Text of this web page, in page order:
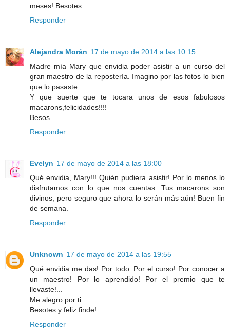
meses! Besotes
Responder
Alejandra Morán 17 de mayo de 2014 a las 10:15
Madre mía Mary que envidia poder asistir a un curso del
gran maestro de la repostería. Imagino por las fotos lo bien
que lo pasaste.
Y que suerte que te tocara unos de esos fabulosos
macarons,felicidades!!!!
Besos
Responder
Evelyn 17 de mayo de 2014 a las 18:00
Qué envidia, Mary!!! Quién pudiera asistir! Por lo menos lo
disfrutamos con lo que nos cuentas. Tus macarons son
divinos, pero seguro que ahora lo serán más aún! Buen fin
de semana.
Responder
Unknown 17 de mayo de 2014 a las 19:55
Qué envidia me das! Por todo: Por el curso! Por conocer a
un maestro! Por lo aprendido! Por el premio que te
llevaste!...
Me alegro por ti.
Besotes y feliz finde!
Responder